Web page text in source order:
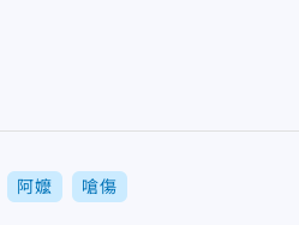
阿嬤 嗆傷